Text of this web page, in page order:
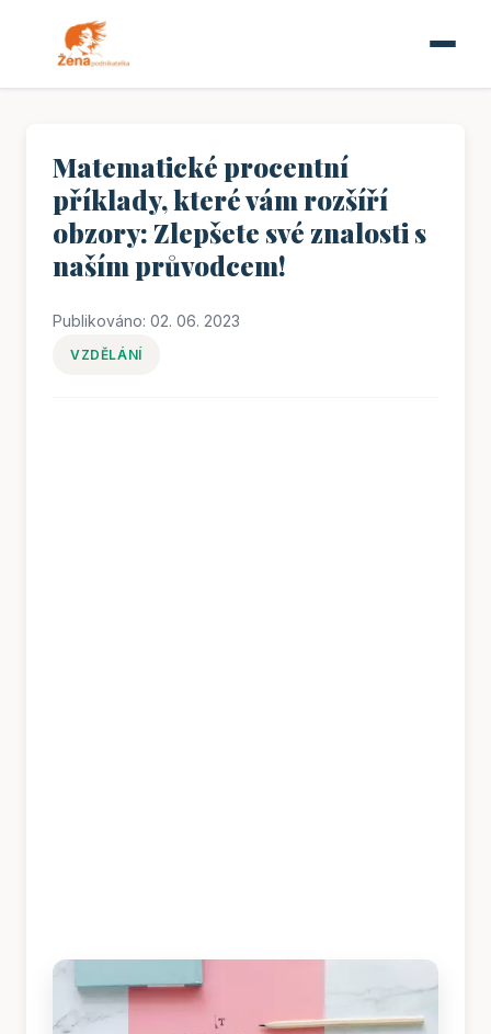
Matematické procentní
příklady, které vám rozšíří
obzory: Zlepšete své znalosti s
naším průvodcem!
Publikováno: 02. 06. 2023
VZDĚLÁNÍ